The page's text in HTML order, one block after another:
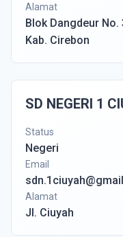
Alamat
Blok Dangdeur No.
Kab. Cirebon
SD NEGERI 1
Status
Negeri
Email
Alamat
Jl. Ciuyah